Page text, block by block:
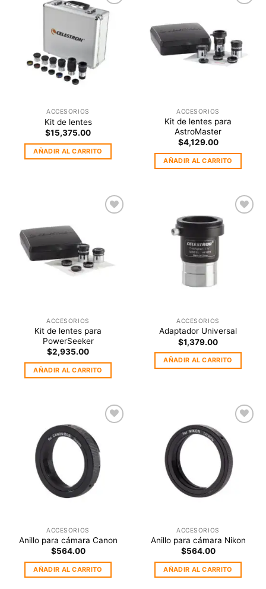
Agregar
a la
Lista de
deseos
ACCESORIOS
Kit de lentes
$15,375.00
AÑADIR AL CARRITO
Lista de
deseos
ACCESORIOS
Kit de lentes para
AstroMaster
$4,129.00
AÑADIR AL CARRITO
deseos
ACCESORIOS
Kit de lentes para
PowerSeeker
$2,935.00
AÑADIR AL CARRITO
ACCESORIOS
Adaptador Universal
$1,379.00
AÑADIR AL CARRITO
Lista de
deseos
ACCESORIOS
Anillo para cámara Canon
$564.00
AÑADIR AL CARRITO
Lista de
deseos
ACCESORIOS
Anillo para cámara Nikon
$564.00
AÑADIR AL CARRITO